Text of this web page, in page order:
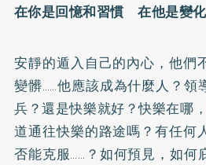
在你是回憶和習慣 在他是變
安靜的遁入自己的內心，他們
變髒……他應該成為什麼人？領
兵？還是快樂就好？快樂在哪
道通往快樂的路途嗎？有任何
否能克服……？如何預見，如何